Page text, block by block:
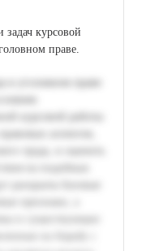
задач курсовой
праве.